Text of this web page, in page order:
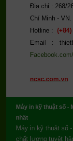
Máy in kỹ thuật số -
nhất
Máy in kỹ thuật số
chất lượng tuyệt
Địa chỉ : 268/
Chí Minh - VN.
Hotline :
Email :
ncsc.com.vn